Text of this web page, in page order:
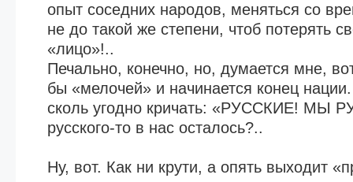
опыт соседних народов, меняться со
не до такой же степени, чтоб потерять
«лицо»!..
Печально, конечно, но, думается мне,
бы «мелочей» и начинается конец
сколь угодно кричать: «РУССКИЕ! МЫ
русского-то в нас осталось?..
Ну, вот. Как ни крути, а опять выходит